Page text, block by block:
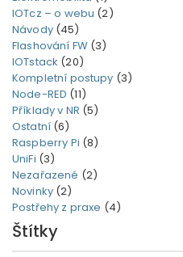
IOTcz – o webu (2)
Návody(45)
Flashování FW(3)
IOTstack (20)
Kompletní postupy (3)
Node-RED (11)
Příklady v NR (5)
Ostatní (6)
Raspberry Pi (8)
UniFi (3)
Nezařazené (2)
Novinky (2)
Postřehy z praxe (4)
Štítky